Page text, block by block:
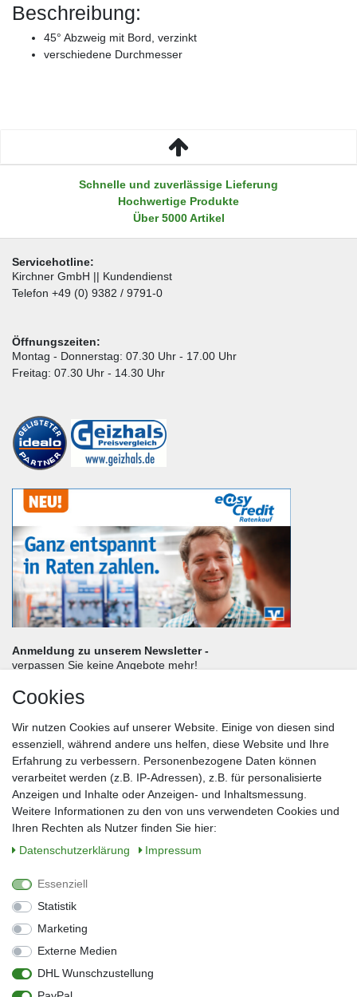
Beschreibung:
45° Abzweig mit Bord, verzinkt
verschiedene Durchmesser
Schnelle und zuverlässige Lieferung
Hochwertige Produkte
Über 5000 Artikel
Servicehotline:
Kirchner GmbH || Kundendienst
Telefon +49 (0) 9382 / 9791-0
Öffnungszeiten:
Montag - Donnerstag: 07.30 Uhr - 17.00 Uhr
Freitag: 07.30 Uhr - 14.30 Uhr
Anmeldung zu unserem Newsletter -
verpassen Sie keine Angebote mehr!
Nachname*
E-Mail*
Sie können den Newsletter jederzeit kostenlos abbestellen.
** gilt für Lieferungen innerhalb Deutschlands, Lieferzeiten für andere Länder
Widerrufs­recht
Kontakt
Barrierefreiheitserklärung
Cookies
Wir nutzen Cookies auf unserer Website. Einige von diesen sind
essenziell, während andere uns helfen, diese Website und Ihre
Erfahrung zu verbessern. Personenbezogene Daten können
verarbeitet werden (z.B. IP-Adressen), z.B. für personalisierte
Anzeigen und Inhalte oder Anzeigen- und Inhaltsmessung.
Weitere Informationen zu den von uns verwendeten Cookies und
Ihren Rechten als Nutzer finden Sie hier:
Daten­schutz­erklärung
Impressum
Essenziell
Statistik
Marketing
Externe Medien
DHL Wunschzustellung